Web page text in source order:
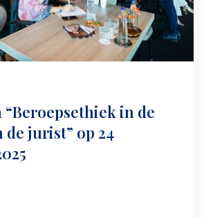
“Beroepsethiek in de
jurist” op 24